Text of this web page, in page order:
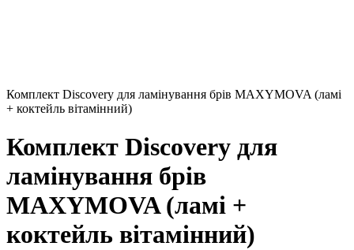
Комплект Discovery для ламінування брів MAXYMOVA (ламі
+ коктейль вітамінний)
Комплект Discovery для
ламінування брів
MAXYMOVA (ламі +
коктейль вітамінний)